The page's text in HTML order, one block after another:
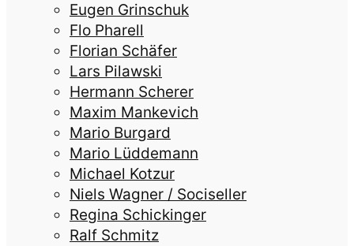
Eugen Grinschuk
Flo Pharell
Florian Schäfer
Lars Pilawski
Hermann Scherer
Maxim Mankevich
Mario Burgard
Mario Lüddemann
Michael Kotzur
Niels Wagner / Sociseller
Regina Schickinger
Ralf Schmitz